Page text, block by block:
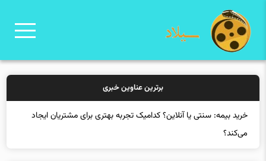
برترین عناوین خبری
خرید بیمه: سنتی یا آنلاین؟ کدامیک تجربه بهتری برای مشتریان ایجاد
می‌کند؟